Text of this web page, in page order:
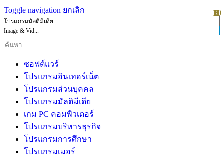
Toggle navigation ยกเลิก
โปรแกรมมัลติมีเดีย
Image & Vid...
ซอฟต์แวร์
โปรแกรมอินเทอร์เน็ต
โปรแกรมส่วนบุคคล
โปรแกรมมัลติมีเดีย
เกม PC คอมพิวเตอร์
โปรแกรมบริหารธุรกิจ
โปรแกรมการศึกษา
โปรแกรมเมอร์
1
2
3
4
5
6
7
8
9
10